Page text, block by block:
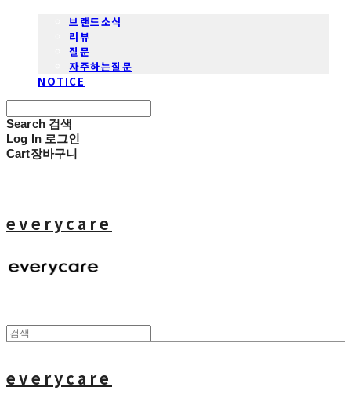
브랜드소식
리뷰
질문
자주하는질문
NOTICE
Search 검색
Log In 로그인
Cart장바구니
everycare
everycare